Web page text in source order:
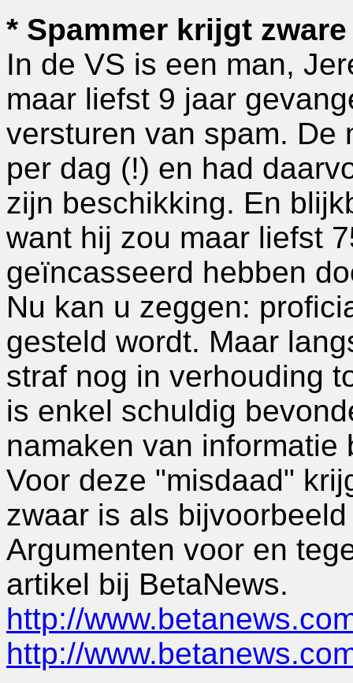
* Spammer krijgt
In de VS is een man,
maar liefst 9 jaar
versturen van spam. De
per dag (!) en had
zijn beschikking. En
want hij zou maar liefst
geïncasseerd hebben
Nu kan u zeggen:
gesteld wordt. Maar
straf nog in verhouding
is enkel schuldig
namaken van
Voor deze "misdaad"
zwaar is als
Argumenten voor en
artikel bij BetaNews.
http://
http://